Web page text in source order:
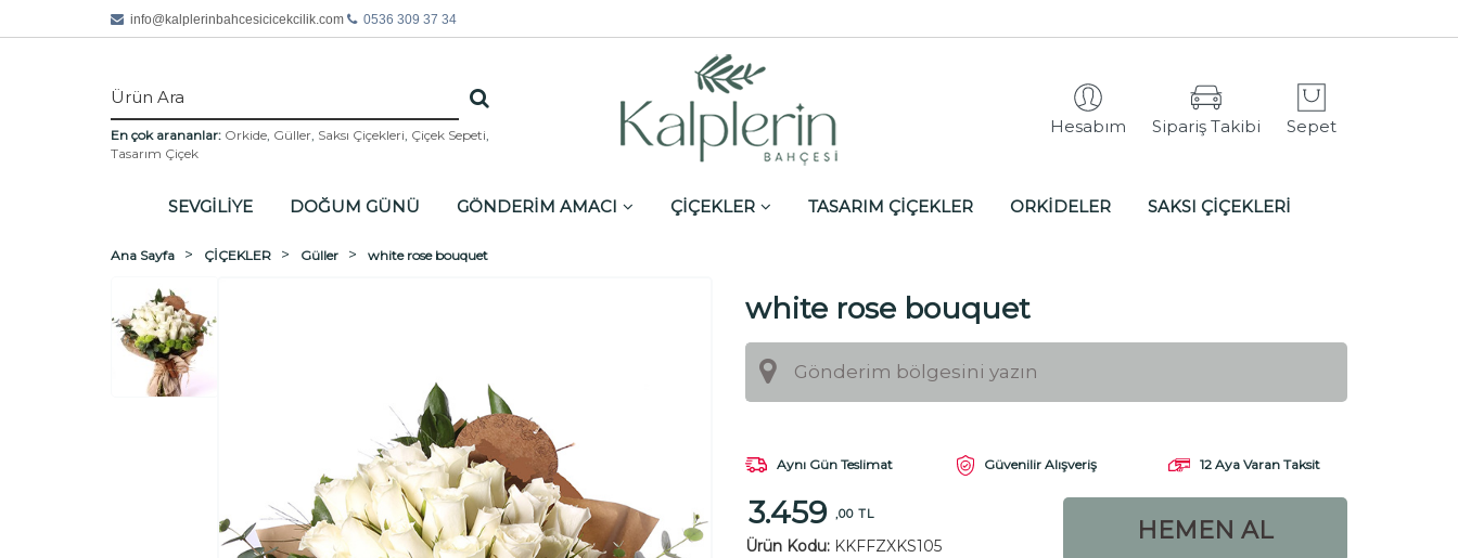
info@ kalplerinbahcesicicekcilik.com 0536 309 37 34
En çok arananlar: Orkide Güller Saksı Çiçekleri Çiçek Sepeti
Tasarım Çiçek
Hesabım Sipariş Takibi Sepet
SEVGİLİYE DOĞUM GÜNÜ GÖNDERİM AMACI ÇİÇEKLER TASARIM ÇİÇEKLER ORKİDELER SAKSI ÇİÇEKLERİ
Ana Sayfa ÇİÇEKLER Güller white rose bouquet
white rose bouquet
Aynı Gün Teslimat Güvenilir Alışveriş 12 Aya Varan Taksit
3.459 ,00 TL
Ürün Kodu: KKFFZXKS105
HEMEN AL